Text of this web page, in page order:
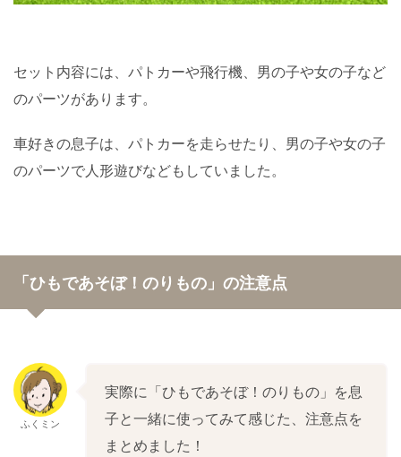
セット内容には、パトカーや飛行機、男の子や女の子など
のパーツがあります。
車好きの息子は、パトカーを走らせたり、男の子や女の子
のパーツで人形遊びなどもしていました。
「ひもであそぼ！のりもの」の注意点
ふくミン
実際に「ひもであそぼ！のりもの」を息
子と一緒に使ってみて感じた、注意点を
まとめました！